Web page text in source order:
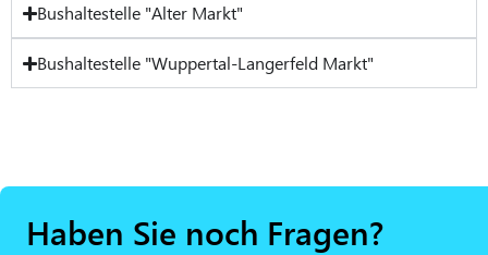
Bushaltestelle "Alter Markt"
Bushaltestelle "Wuppertal-Langerfeld Markt"
Haben Sie noch Fragen?